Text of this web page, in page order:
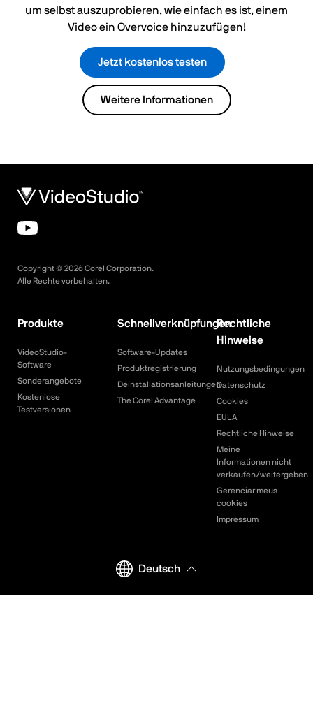
um selbst auszuprobieren, wie einfach es ist, einem
Video ein Overvoice hinzuzufügen!
Jetzt kostenlos testen
Weitere Informationen
Copyright © 2026Corel Corporation.
Alle Rechte vorbehalten.
Produkte
VideoStudio-
Software
Sonderangebote
Kostenlose
Testversionen
Schnellverknüpfungen
Software-Updates
Produktregistrierung
Deinstallationsanleitungen
The Corel Advantage
Rechtliche
Hinweise
Nutzungsbedingungen
Datenschutz
Cookies
EULA
Rechtliche Hinweise
Meine
Informationen nicht
verkaufen/weitergeben
Gerenciar meus
cookies
Impressum
Deutsch